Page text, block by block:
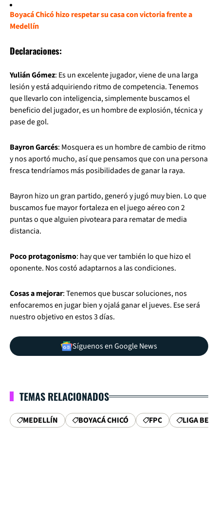
Boyacá Chicó hizo respetar su casa con victoria frente a
Medellín
Declaraciones:
Yulián Gómez: Es un excelente jugador, viene de una larga
lesión y está adquiriendo ritmo de competencia. Tenemos
que llevarlo con inteligencia, simplemente buscamos el
beneficio del jugador, es un hombre de explosión, técnica y
pase de gol.
Bayron Garcés: Mosquera es un hombre de cambio de ritmo
y nos aportó mucho, así que pensamos que con una persona
fresca tendríamos más posibilidades de ganar la raya.
Bayron hizo un gran partido, generó y jugó muy bien. Lo que
buscamos fue mayor fortaleza en el juego aéreo con 2
puntas o que alguien pivoteara para rematar de media
distancia.
Poco protagonismo: hay que ver también lo que hizo el
oponente. Nos costó adaptarnos a las condiciones.
Cosas a mejorar: Tenemos que buscar soluciones, nos
enfocaremos en jugar bien y ojalá ganar el jueves. Ese será
nuestro objetivo en estos 3 días.
Síguenos en Google News
TEMAS RELACIONADOS
MEDELLÍN BOYACÁ CHICÓ FPC LIGA